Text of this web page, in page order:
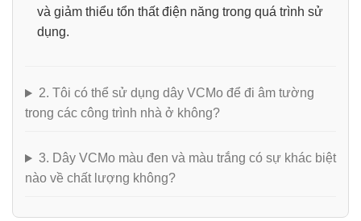
và giảm thiểu tổn thất điện năng trong quá trình sử
dụng.
2. Tôi có thể sử dụng dây VCMo để đi âm tường
trong các công trình nhà ở không?
3. Dây VCMo màu đen và màu trắng có sự khác biệt
nào về chất lượng không?